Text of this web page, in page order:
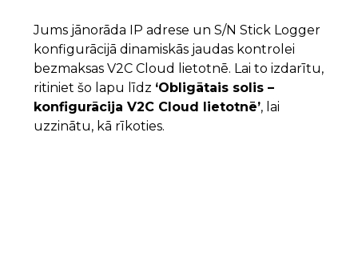
Jums jānorāda IP adrese un S/N Stick Logger
konfigurācijā dinamiskās jaudas kontrolei
bezmaksas V2C Cloud lietotnē. Lai to izdarītu,
ritiniet šo lapu līdz ‘Obligātais solis –
konfigurācija V2C Cloud lietotnē’, lai
uzzinātu, kā rīkoties.